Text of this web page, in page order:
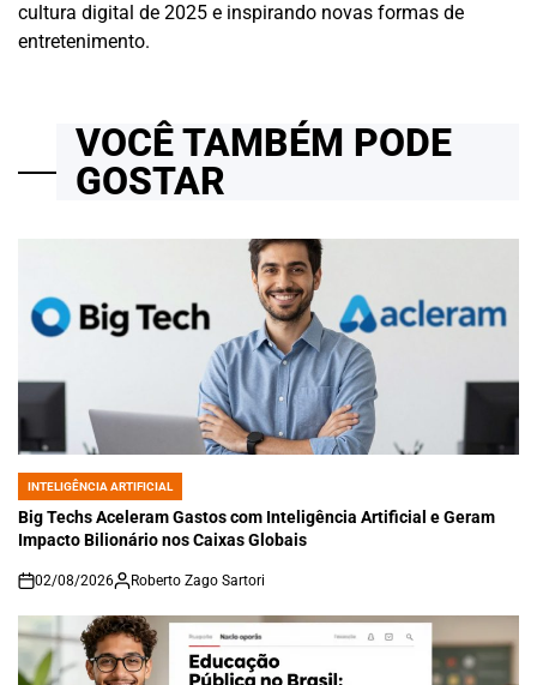
cultura digital de 2025 e inspirando novas formas de
entretenimento.
VOCÊ TAMBÉM PODE
GOSTAR
POSTED
IN
INTELIGÊNCIA ARTIFICIAL
Big Techs Aceleram Gastos com Inteligência Artificial e Geram
Impacto Bilionário nos Caixas Globais
on
02/08/2026 Roberto Zago Sartori